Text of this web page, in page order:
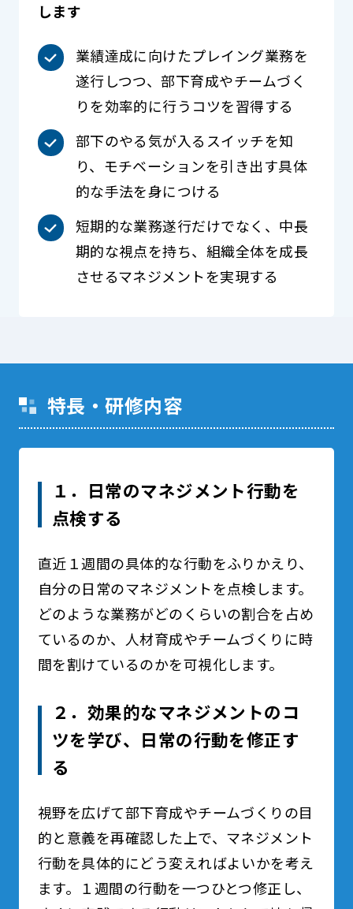
します
業績達成に向けたプレイング業務を
遂行しつつ、部下育成やチームづく
りを効率的に行うコツを習得する
部下のやる気が入るスイッチを知
り、モチベーションを引き出す具体
的な手法を身につける
短期的な業務遂行だけでなく、中長
期的な視点を持ち、組織全体を成長
させるマネジメントを実現する
特長・研修内容
１．日常のマネジメント行動を
点検する
直近１週間の具体的な行動をふりかえり、
自分の日常のマネジメントを点検します。
どのような業務がどのくらいの割合を占め
ているのか、人材育成やチームづくりに時
間を割けているのかを可視化します。
２．効果的なマネジメントのコ
ツを学び、日常の行動を修正す
る
視野を広げて部下育成やチームづくりの目
的と意義を再確認した上で、マネジメント
行動を具体的にどう変えればよいかを考え
ます。１週間の行動を一つひとつ修正し、